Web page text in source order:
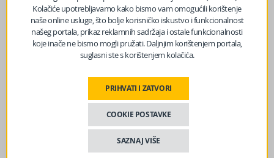
Danas nestabilno vrijeme s pljuskovima i grmljavinom
Kolačiće upotrebljavamo kako bismo vam omogućili korištenje
naše online usluge, što bolje korisničko iskustvo i funkcionalnost
našeg portala, prikaz reklamnih sadržaja i ostale funkcionalnosti
koje inače ne bismo mogli pružati. Daljnjim korištenjem portala,
suglasni ste s korištenjem kolačića.
PRIHVATI I ZATVORI
COOKIE POSTAVKE
SAZNAJ VIŠE